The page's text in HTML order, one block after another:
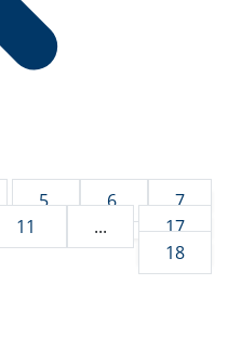
5 6
7
11 ...
17
18